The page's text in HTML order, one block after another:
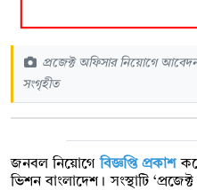
প্রজেক্ট অফিসার নিয়োগে
সংগৃহীত
জনবল নিয়োগেবিজ্ঞপ্তি প্রকাশ
ভিশন বাংলাদেশ। সংস্থাটি